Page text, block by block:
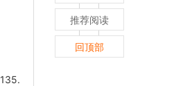
推荐阅读
回顶部